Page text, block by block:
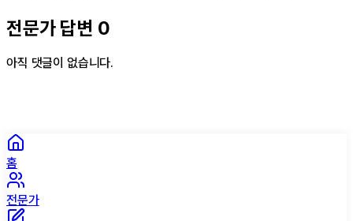
전문가 답변 0
아직 댓글이 없습니다.
홈
전문가